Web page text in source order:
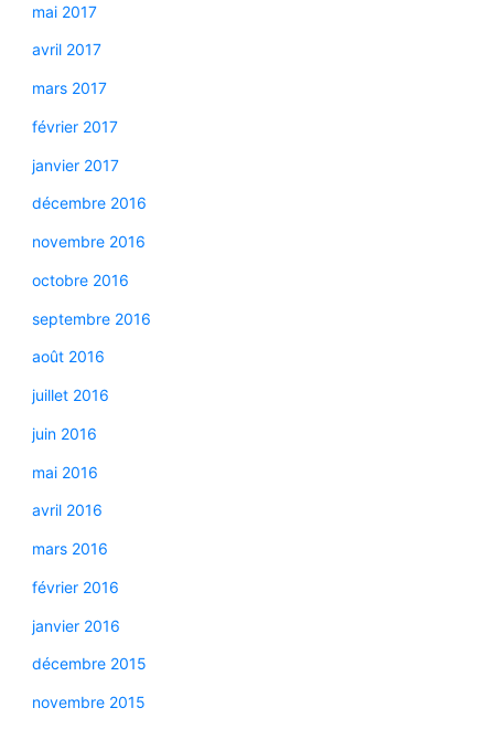
mai 2017
avril 2017
mars 2017
février 2017
janvier 2017
décembre 2016
novembre 2016
octobre 2016
septembre 2016
août 2016
juillet 2016
juin 2016
mai 2016
avril 2016
mars 2016
février 2016
janvier 2016
décembre 2015
novembre 2015